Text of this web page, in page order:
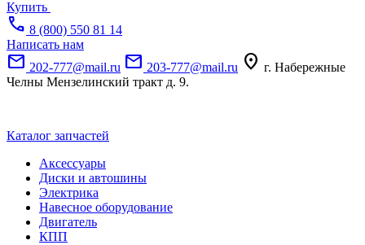
Купить
call 8 (800) 550 81 14
Написать нам
mail 202-777@mail.ru mail 203-777@mail.ru location_on г. Набережные
Челны Мензелинский тракт д. 9.
Каталог запчастей
Аксессуары
Диски и автошины
Электрика
Навесное оборудование
Двигатель
КПП